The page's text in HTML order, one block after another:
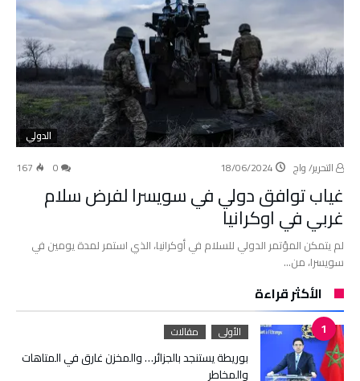
الدولي
التحرير/ واج
18/06/2024
167
غياب توافق دولي في سويسرا لفرض سلام
غربي في اوكرانيا
لم يتمكن المؤتمر الدولي للسلام في أوكرانيا، الذي استمر لمدة يومين في
سويسرا، من…
الأكثر قراءة
الأولى مقالات
بوريطة يستنجد بالجزائر… والمخزن غارق في المتاهات
والمخاطر